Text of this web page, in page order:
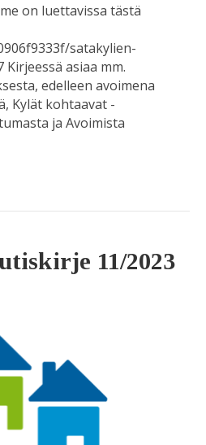
on luettavissa tästä
satakylien-
asiaa mm.
edelleen avoimena
Kylät kohtaavat -
ja Avoimista
11/2023